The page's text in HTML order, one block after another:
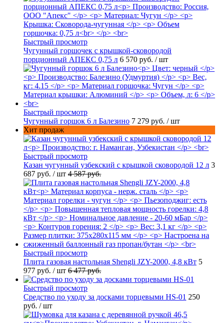
Быстрый просмотр
Чугунный горшочек с крышкой-сковородой
порционный АПЕКС 0,75 л 6 570 руб. / шт
Быстрый просмотр
Чугунный горшок 6 л Балезино 7 279 руб. / шт
Хит продаж
Быстрый просмотр
Казан чугунный узбекский с крышкой сковородой 12 л 3
687 руб. / шт 4 587 руб.
Быстрый просмотр
Плита газовая настольная Shengli JZY-2000, 4,8 кВт 5
977 руб. / шт 6 477 руб.
Быстрый просмотр
Средство по уходу за досками торцевыми HS-01 250
руб. / шт